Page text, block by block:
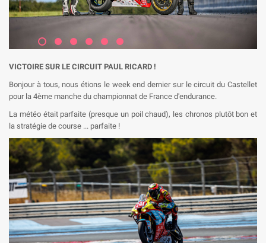
VICTOIRE SUR LE CIRCUIT PAUL RICARD !
Bonjour à tous, nous étions le week end dernier sur le circuit du Castellet
pour la 4ème manche du championnat de France d'endurance.
La météo était parfaite (presque un poil chaud), les chronos plutôt bon et
la stratégie de course ... parfaite !